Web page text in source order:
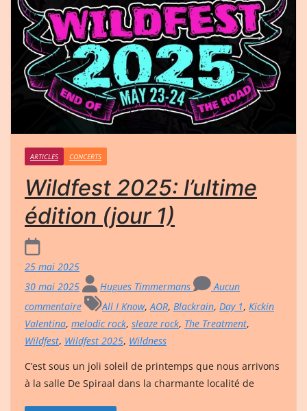
ARTICLES CONCERTS
Wildfest 2025: l’ultime
édition (jour 1)
25 mai 2025
30 mai 2025
Hugues Timmermans
Aucun
commentaire
All I Know,AOR, Blackrain, Day 1, Kickin
Valentina, melodic rock, sleaze rock, The Treatment,
Wildfest, Wildfest 2025, Wildness
C’est sous un joli soleil de printemps que nous arrivons
à la salle De Spiraal dans la charmante localité de